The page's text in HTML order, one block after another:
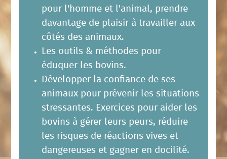
pour l'homme et l'animal, prendre
davantage de plaisir à travailler aux
côtés des animaux.
Les outils & méthodes pour
éduquer les bovins.
Développer la confiance de ses
animaux pour prévenir les situations
stressantes. Exercices pour aider les
bovins à gérer leurs peurs, réduire
les risques de réactions vives et
dangereuses et gagner en docilité.